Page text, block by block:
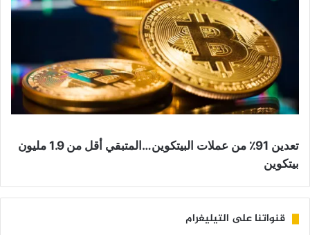
تعدين 91٪ من عملات البيتكوين…المتبقي أقل من 1.9 مليون
بيتكوين
قنواتنا على التيليغرام